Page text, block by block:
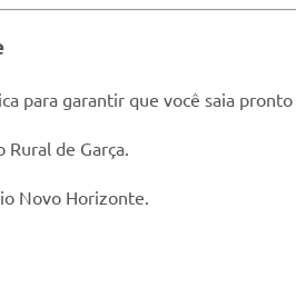
para garantir que você saia
Rural de Garça.
Novo Horizonte.